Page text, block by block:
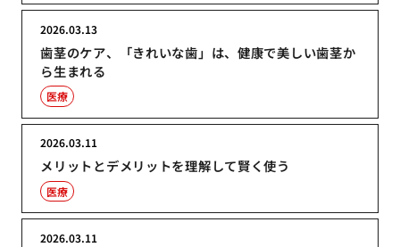
歯茎のケア、「きれいな歯」は、健康で美しい歯茎か
ら生まれる
2026.03.13
医療
メリットとデメリットを理解して賢く使う
2026.03.11
医療
2026.03.11